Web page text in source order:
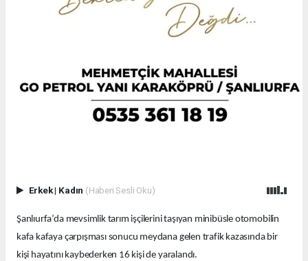
Erkek| Kadın (Haberi Sesli Oku)
Şanlıurfa’da mevsimlik tarım işçilerini taşıyan minibüsle otomobilin
kafa kafaya çarpışması sonucu meydana gelen trafik kazasında bir
kişi hayatını kaybederken 16 kişi de yaralandı.